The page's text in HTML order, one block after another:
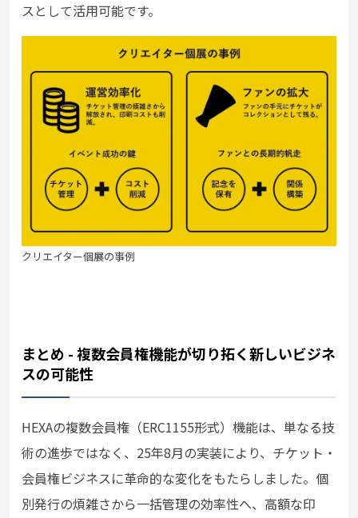
スとして活用可能です。
クリエイター個展の事例
まとめ - 複数会員権機能が切り拓く新しいビジネ
スの可能性
HEXAの複数会員権（ERC1155形式）機能は、単なる技
術の進歩ではなく、25年8月の実装により、チケット・
会員権ビジネスに革命的な変化をもたらしました。個
別発行の煩雑さから一括管理の効率性へ、高額な印